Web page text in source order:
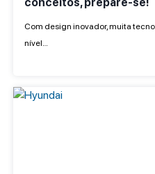
Com design inovador, muita
nível…